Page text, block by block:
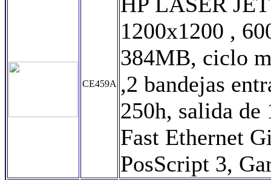
CE459A
1200x1200 ,
384MB, ciclo
,2 bandejas
250h, salida
Fast Ethernet
PosScript 3,